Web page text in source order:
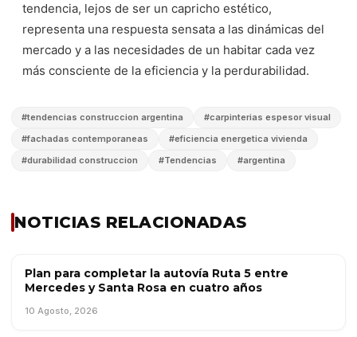
tendencia, lejos de ser un capricho estético,
representa una respuesta sensata a las dinámicas del
mercado y a las necesidades de un habitar cada vez
más consciente de la eficiencia y la perdurabilidad.
#tendencias construccion argentina #carpinterias espesor visual
#fachadas contemporaneas #eficiencia energetica vivienda
#durabilidad construccion #Tendencias #argentina
NOTICIAS RELACIONADAS
OBRA PÚBLICA
Plan para completar la autovía Ruta 5 entre
Mercedes y Santa Rosa en cuatro años
10 Agosto, 2026